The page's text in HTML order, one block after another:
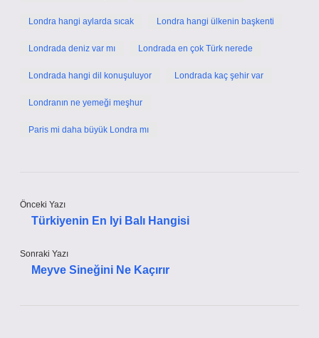
Londra hangi aylarda sıcak Londra hangi ülkenin başkenti
Londrada deniz var mı Londrada en çok Türk nerede
Londrada hangi dil konuşuluyor Londrada kaç şehir var
Londranın ne yemeği meşhur
Paris mi daha büyük Londra mı
Önceki Yazı
Türkiyenin En Iyi Balı Hangisi
Sonraki Yazı
Meyve Sineğini Ne Kaçırır